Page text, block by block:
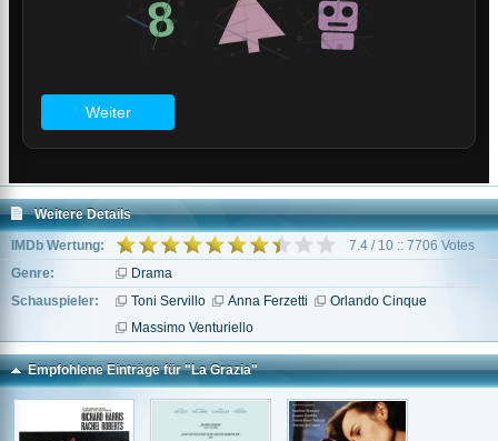
Weitere Details
IMDb Wertung:
7.4 / 10 :: 7706 Votes
Genre:
Drama
Schauspieler:
Toni Servillo Anna Ferzetti
Orlando Cinque
Massimo Venturiello
Empfohlene Einträge für "La Grazia"